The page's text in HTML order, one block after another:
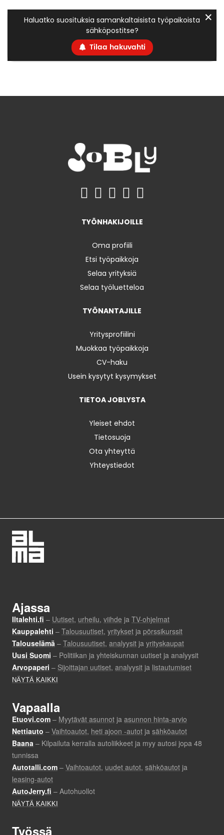
Haluatko suosituksia samankaltaisista työpaikoista
sähköpostitse?
Tilaa hakuvahti
✕
TYÖNHAKIJOILLE
Oma profiili
Etsi työpaikkoja
Selaa yrityksiä
Selaa työluetteloa
TYÖNANTAJILLE
Yritysprofiilini
Muokkaa työpaikkoja
CV-haku
Usein kysytyt kysymykset
TIETOA JOBLYSTA
Yleiset ehdot
Tietosuoja
Ota yhteyttä
Yhteystiedot